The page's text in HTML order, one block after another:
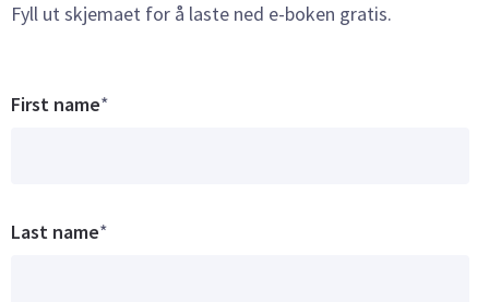
Fyll ut skjemaet for å laste ned e-boken gratis.
First name*
Last name*